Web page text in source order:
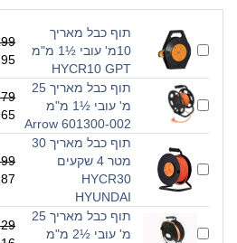
תוף כבל מאריך
10מ' עובי ½1 מ"מ
HYCR10 GPT
תוף כבל מאריך 25
מ' עובי ½1 מ"מ
601300-002 Arrow
תוף כבל מאריך 30
מטר 4 שקעים
HYCR30
HYUNDAI
תוף כבל מאריך 25
מ' עובי ½2 מ"מ